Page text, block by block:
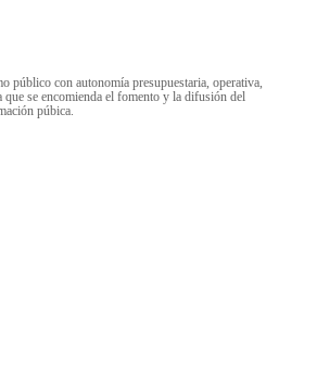
público con autonomía presupuestaria, operativa,
que se encomienda el fomento y la difusión del
púbica.